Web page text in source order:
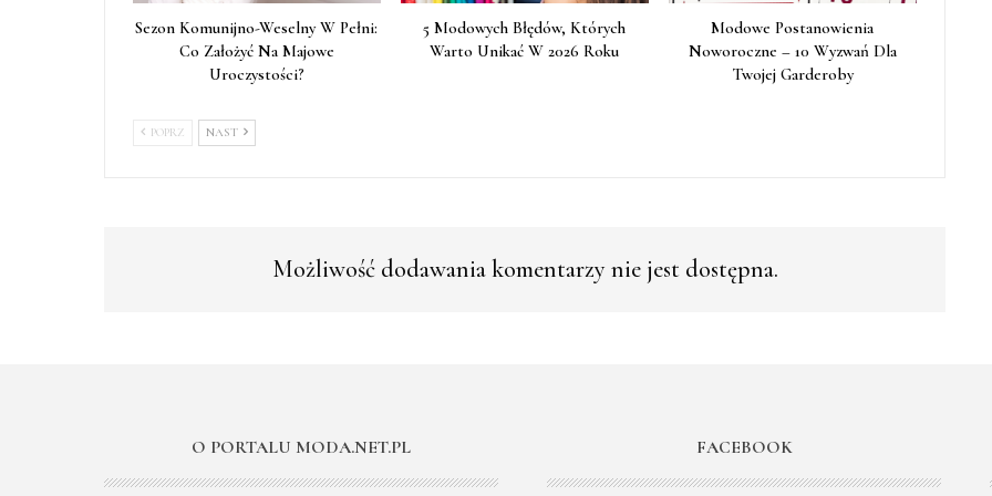
Sezon Komunijno-Weselny W Pełni:
Co Założyć Na Majowe
Uroczystości?
5 Modowych Błędów, Których
Warto Unikać W 2026 Roku
Modowe Postanowienia
Noworoczne – 10 Wyzwań Dla
Twojej Garderoby
POPRZ NAST
Możliwość dodawania komentarzy nie jest dostępna.
O PORTALU MODA.NET.PL FACEBOOK